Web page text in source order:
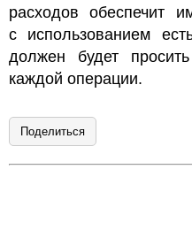
расходов обеспечит
с использованием
должен будет
каждой операции.
Поделиться